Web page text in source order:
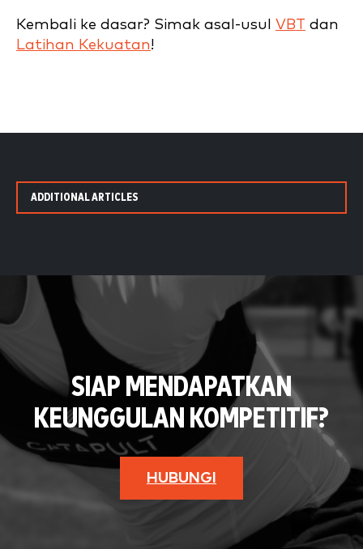
Kembali ke dasar? Simak asal-usul VBT dan
Latihan Kekuatan!
ADDITIONAL ARTICLES
SIAP MENDAPATKAN
KEUNGGULAN KOMPETITIF?
HUBUNGI